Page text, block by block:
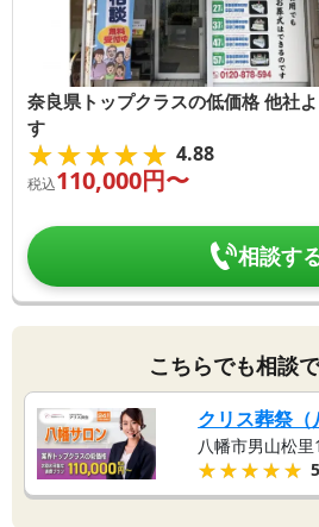
奈良県トップクラスの低価格 他社
す
★★★★★
★★★★★ 4.88
税込110,000円〜
相談す
こちらでも相談
クリス葬祭（
八幡市男山松
★★★★★
★★★★★